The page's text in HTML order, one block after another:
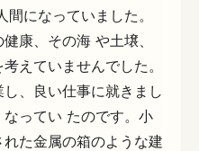
になっていました。
康、その海 や土壌、
えていませんでした。
、良い仕事に就きまし
ってい たのです。小
た金属の箱のような建